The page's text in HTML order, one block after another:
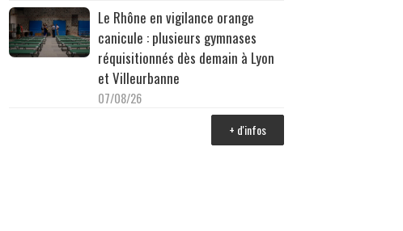
Le Rhône en vigilance orange
canicule : plusieurs gymnases
réquisitionnés dès demain à Lyon
et Villeurbanne
07/08/26
+ d'infos